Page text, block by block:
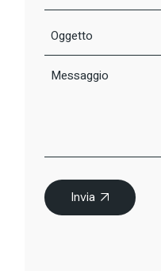
Invia